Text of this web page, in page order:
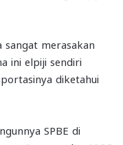
sangat merasakan
ini elpiji sendiri
diketahui
SPBE di